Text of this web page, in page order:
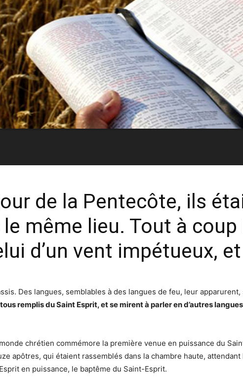
de la Pentecôte, ils
même lieu. Tout à
d’un vent impétueux, et
Des langues, semblables à des langues de feu, leur
remplis du Saint Esprit, et se mirent à parler en d’autres
chrétien commémore la première venue en puissance du
apôtres, qui étaient rassemblés dans la chambre haute,
en puissance, le baptême du Saint-Esprit.